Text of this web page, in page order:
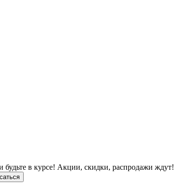
будьте в курсе! Акции, скидки, распродажи ждут!